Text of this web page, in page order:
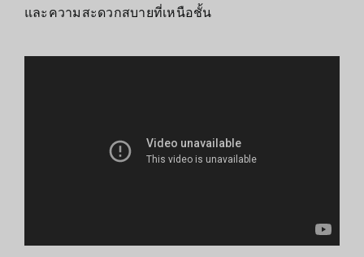
และความสะดวกสบายที่เหนือชั้น